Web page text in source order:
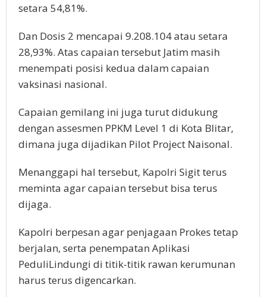
setara 54,81%.
Dan Dosis 2 mencapai 9.208.104 atau setara
28,93%. Atas capaian tersebut Jatim masih
menempati posisi kedua dalam capaian
vaksinasi nasional.
Capaian gemilang ini juga turut didukung
dengan assesmen PPKM Level 1 di Kota Blitar,
dimana juga dijadikan Pilot Project Naisonal.
Menanggapi hal tersebut, Kapolri Sigit terus
meminta agar capaian tersebut bisa terus
dijaga.
Kapolri berpesan agar penjagaan Prokes tetap
berjalan, serta penempatan Aplikasi
PeduliLindungi di titik-titik rawan kerumunan
harus terus digencarkan.